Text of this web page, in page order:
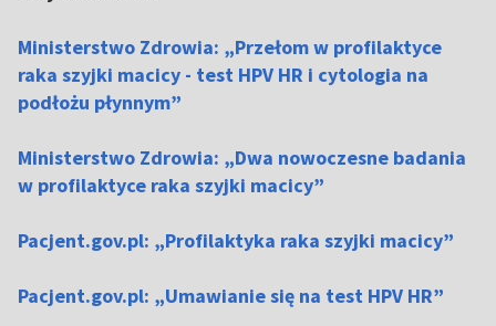
Ministerstwo Zdrowia: „Przełom w profilaktyce
raka szyjki macicy - test HPV HR i cytologia na
podłożu płynnym”
Ministerstwo Zdrowia: „Dwa nowoczesne badania
w profilaktyce raka szyjki macicy”
Pacjent.gov.pl: „Profilaktyka raka szyjki macicy”
Pacjent.gov.pl: „Umawianie się na test HPV HR”